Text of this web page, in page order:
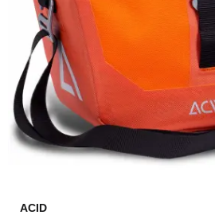
ACID